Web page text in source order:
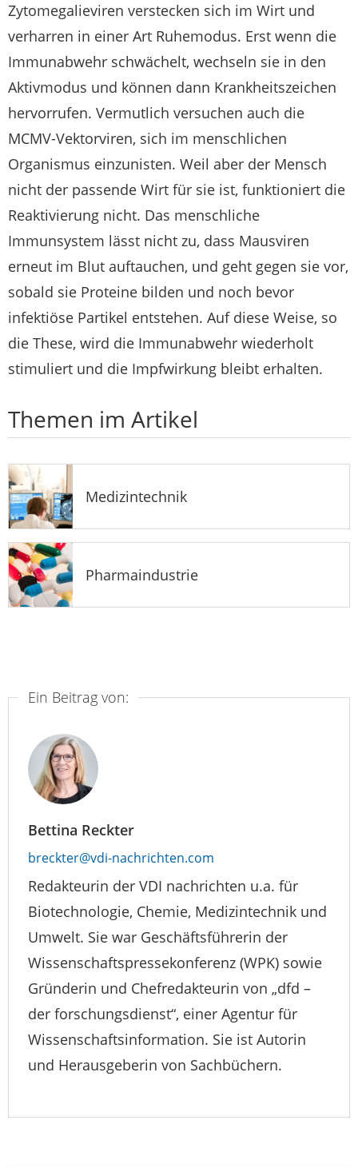
Zytomegalieviren verstecken sich im Wirt und
verharren in einer Art Ruhemodus. Erst wenn die
Immunabwehr schwächelt, wechseln sie in den
Aktivmodus und können dann Krankheitszeichen
hervorrufen. Vermutlich versuchen auch die
MCMV-Vektorviren, sich im menschlichen
Organismus einzunisten. Weil aber der Mensch
nicht der passende Wirt für sie ist, funktioniert die
Reaktivierung nicht. Das menschliche
Immunsystem lässt nicht zu, dass Mausviren
erneut im Blut auftauchen, und geht gegen sie vor,
sobald sie Proteine bilden und noch bevor
infektiöse Partikel entstehen. Auf diese Weise, so
die These, wird die Immunabwehr wiederholt
stimuliert und die Impfwirkung bleibt erhalten.
Themen im Artikel
Medizintechnik
Pharmaindustrie
Ein Beitrag von:
Bettina Reckter
breckter@vdi-nachrichten.com
Redakteurin der VDI nachrichten u.a. für
Biotechnologie, Chemie, Medizintechnik und
Umwelt. Sie war Geschäftsführerin der
Wissenschaftspressekonferenz (WPK) sowie
Gründerin und Chefredakteurin von „dfd –
der forschungsdienst“, einer Agentur für
Wissenschaftsinformation. Sie ist Autorin
und Herausgeberin von Sachbüchern.